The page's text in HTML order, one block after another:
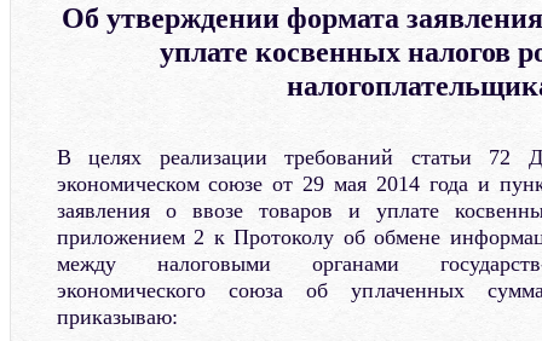
Об утверждении формата
уплате косвенных налогов
В целях реализации требований статьи 72
экономическом союзе от 29 мая 2014 года и
заявления о ввозе товаров и уплате
приложением 2 к Протоколу об обмене
между налоговыми органами государств-
экономического союза об уплаченных
приказываю: